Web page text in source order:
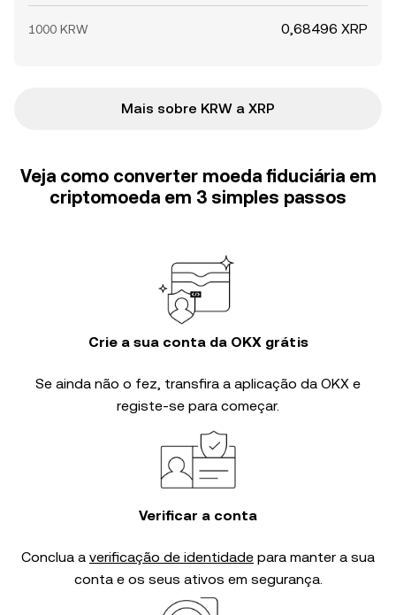
1000 KRW 0,68496 XRP
Mais sobre KRW a XRP
Veja como converter moeda fiduciária em
criptomoeda em 3 simples passos
Crie a sua conta da OKX grátis
Se ainda não o fez, transfira a aplicação da OKX e
registe-se para começar.
Verificar a conta
Conclua a verificação de identidade para manter a sua
conta e os seus ativos em segurança.